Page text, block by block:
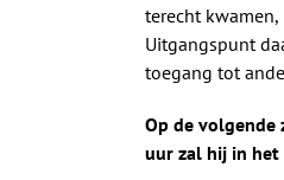
terecht
Uitgangspunt
toegang tot
Op de volgende
uur zal hij in het